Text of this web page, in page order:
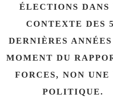
ÉLECTIONS DANS
CONTEXTE DES
DERNIÈRES
MOMENT DU
FORCES, NON UNE
POLITIQUE.